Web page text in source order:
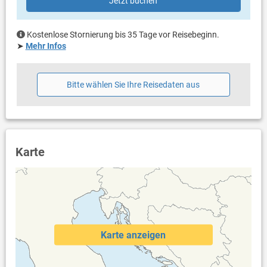
Kostenlose Stornierung bis 35 Tage vor Reisebeginn.
➤ Mehr Infos
Bitte wählen Sie Ihre Reisedaten aus
Karte
Karte anzeigen